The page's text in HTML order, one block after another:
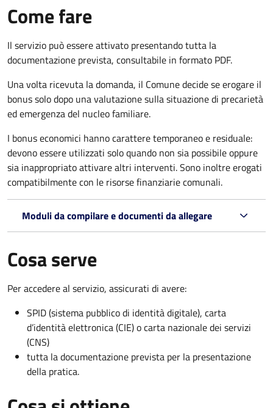
Come fare
Il servizio può essere attivato presentando tutta la
documentazione prevista, consultabile in formato PDF.
Una volta ricevuta la domanda, il Comune decide se erogare il
bonus solo dopo una valutazione sulla situazione di precarietà
ed emergenza del nucleo familiare.
I bonus economici hanno carattere temporaneo e residuale:
devono essere utilizzati solo quando non sia possibile oppure
sia inappropriato attivare altri interventi. Sono inoltre erogati
compatibilmente con le risorse finanziarie comunali.
Moduli da compilare e documenti da allegare
Cosa serve
Per accedere al servizio, assicurati di avere:
SPID (sistema pubblico di identità digitale), carta
d’identità elettronica (CIE) o carta nazionale dei servizi
(CNS)
tutta la documentazione prevista per la presentazione
della pratica.